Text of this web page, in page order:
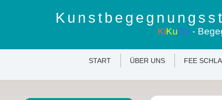
KiKuBa -
START ÜBER UNS FEE